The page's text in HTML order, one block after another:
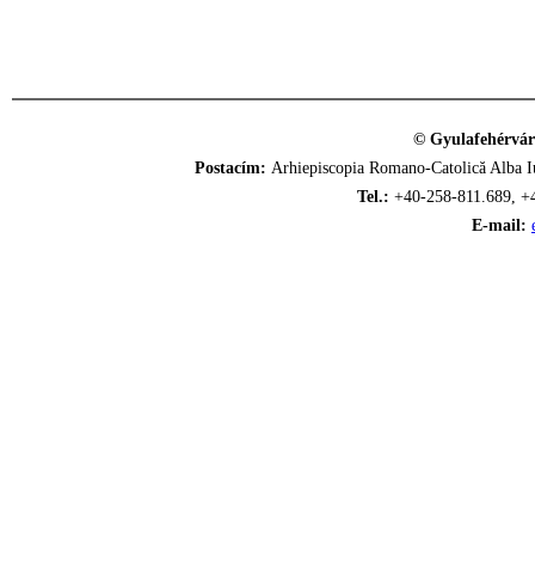
©
Postacím: Arhiepiscopia Romano-Catolică
Tel.: +40-258-811.689,
E-mail: